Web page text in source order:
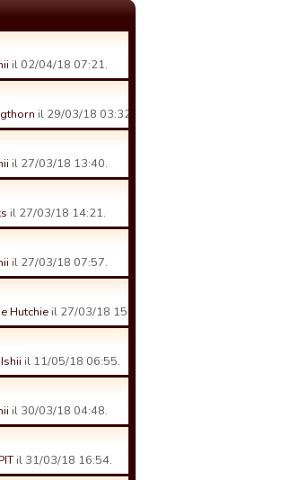
il 02/04/18 07:21.
il 29/03/18 03:32.
il 27/03/18 13:40.
il 27/03/18 14:21.
il 27/03/18 07:57.
Hutchie il 27/03/18 15:08.
il 11/05/18 06:55.
il 30/03/18 04:48.
il 31/03/18 16:54.